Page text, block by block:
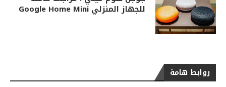
للجهاز المنزلي Google Home Mini
روابط هامة